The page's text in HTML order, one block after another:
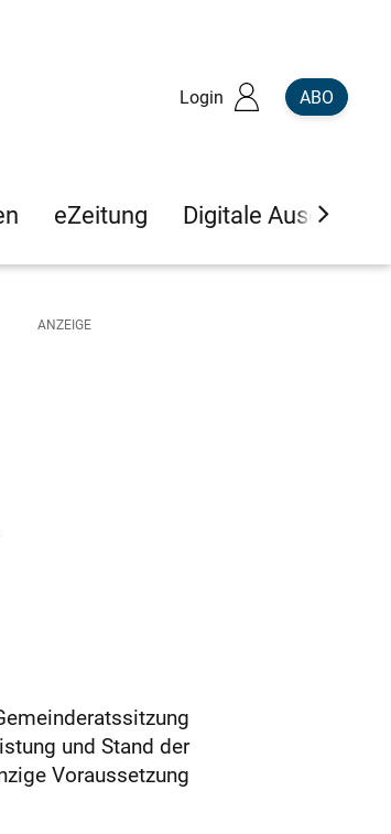
Login ABO
eZeitung Digitale Ausgaben
und Stand der
Voraussetzung